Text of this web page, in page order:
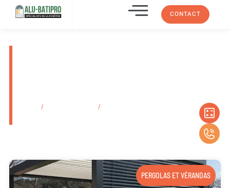
CONTACT
/ /
Installation de véranda aluminium sur
PERGOLAS ET VÉRANDAS